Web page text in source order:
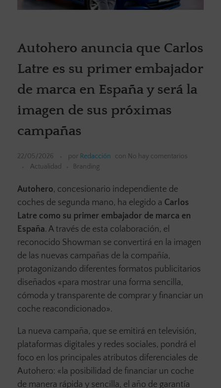
Autohero anuncia que Carlos
Latre es su primer embajador
de marca en España y será la
imagen de sus próximas
campañas
22/05/2026 por Redacción con No hay comentarios
Actualidad
Branding
Autohero, concesionario independiente de
coches de segunda mano, ha elegido a Carlos
Latre como su primer embajador de marca en
España. A través de esta colaboración, el
reconocido Showman se convertirá en la imagen
de las nuevas campañas de la compañía,
protagonizando diferentes formatos publicitarios
diseñados «para mostrar una forma sencilla,
cómoda y transparente de comprar y financiar un
coche reacondicionado».
La nueva campaña, que se emitirá en televisión,
plataformas digitales y redes sociales, pondrá el
foco en los principales atributos diferenciales de
Autohero: «la posibilidad de financiar un coche
de manera rápida y sencilla, el año de garantía